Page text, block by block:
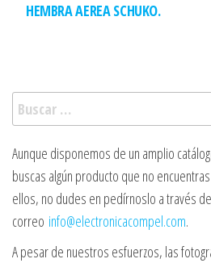
HEMBRA AEREA SCHUKO.
Buscar:
Aunque disponemos de un amplio
buscas algún producto que no
ellos, no dudes en pedírnoslo a través
correo info@electronicacompel.com.
A pesar de nuestros esfuerzos, las